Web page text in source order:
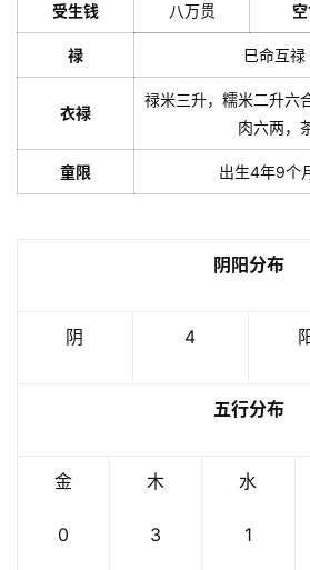
受生钱 八万贯
禄 巳命互
衣禄
禄米三升，糯米二升六
肉六两，
童限 出生4年9个
阴阳分布
阴 4
五行分布
金
0
木
3
水
1